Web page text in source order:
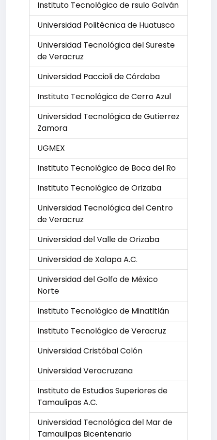
Instituto Tecnológico de rsulo Galván
Universidad Politécnica de Huatusco
Universidad Tecnológica del Sureste
de Veracruz
Universidad Paccioli de Córdoba
Instituto Tecnológico de Cerro Azul
Universidad Tecnológica de Gutierrez
Zamora
UGMEX
Instituto Tecnológico de Boca del Ro
Instituto Tecnológico de Orizaba
Universidad Tecnológica del Centro
de Veracruz
Universidad del Valle de Orizaba
Universidad de Xalapa A.C.
Universidad del Golfo de México
Norte
Instituto Tecnológico de Minatitlán
Instituto Tecnológico de Veracruz
Universidad Cristóbal Colón
Universidad Veracruzana
Instituto de Estudios Superiores de
Tamaulipas A.C.
Universidad Tecnológica del Mar de
Tamaulipas Bicentenario